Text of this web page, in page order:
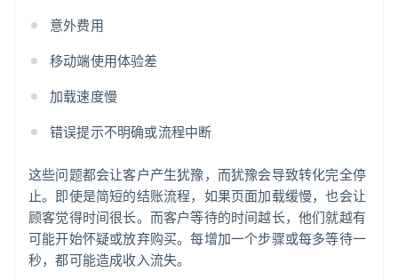
意外费用
移动端使用体验差
加载速度慢
错误提示不明确或流程中断
这些问题都会让客户产生犹豫，而犹豫会导致转化完全停
止。即使是简短的结账流程，如果页面加载缓慢，也会让
顾客觉得时间很长。而客户等待的时间越长，他们就越有
可能开始怀疑或放弃购买。每增加一个步骤或每多等待一
秒，都可能造成收入流失。